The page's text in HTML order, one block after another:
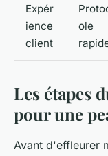
Expér
ience
client
ole
Les étapes
pour une
Avant d'effleurer